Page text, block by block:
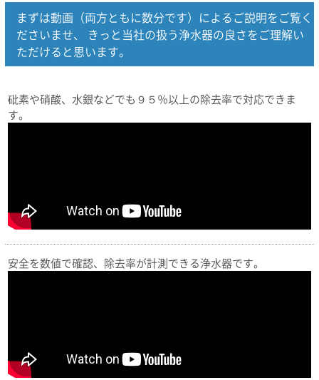
まずは動画（両方ともに数分です）によるご説明をご覧く
ださいませ、 きっと当社の扱う浄水器の良さをご理解い
ただけると思います。
砒素や硝酸、水銀などでも９５％以上の除去率で対応できま
す。
安全を数値で確認、除去率が計測できる浄水器です。